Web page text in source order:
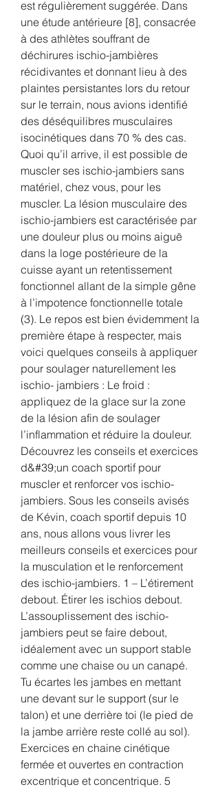
est régulièrement suggérée. Dans
une étude antérieure [8], consacrée
à des athlètes souffrant de
déchirures ischio-jambières
récidivantes et donnant lieu à des
plaintes persistantes lors du retour
sur le terrain, nous avions identifié
des déséquilibres musculaires
isocinétiques dans 70 % des cas.
Quoi qu’il arrive, il est possible de
muscler ses ischio-jambiers sans
matériel, chez vous, pour les
muscler. La lésion musculaire des
ischio-jambiers est caractérisée par
une douleur plus ou moins aiguë
dans la loge postérieure de la
cuisse ayant un retentissement
fonctionnel allant de la simple gêne
à l’impotence fonctionnelle totale
(3). Le repos est bien évidemment la
première étape à respecter, mais
voici quelques conseils à appliquer
pour soulager naturellement les
ischio- jambiers : Le froid :
appliquez de la glace sur la zone
de la lésion afin de soulager
l’inflammation et réduire la douleur.
Découvrez les conseils et exercices
d&#39;un coach sportif pour
muscler et renforcer vos ischio-
jambiers. Sous les conseils avisés
de Kévin, coach sportif depuis 10
ans, nous allons vous livrer les
meilleurs conseils et exercices pour
la musculation et le renforcement
des ischio-jambiers. 1 – L’étirement
debout. Étirer les ischios debout.
L’assouplissement des ischio-
jambiers peut se faire debout,
idéalement avec un support stable
comme une chaise ou un canapé.
Tu écartes les jambes en mettant
une devant sur le support (sur le
talon) et une derrière toi (le pied de
la jambe arrière reste collé au sol).
Exercices en chaine cinétique
fermée et ouvertes en contraction
excentrique et concentrique. 5